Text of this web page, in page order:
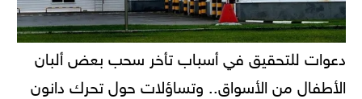
دعوات للتحقيق في أسباب تأخر سحب بعض ألبان
الأطفال من الأسواق.. وتساؤلات حول تحرك دانون